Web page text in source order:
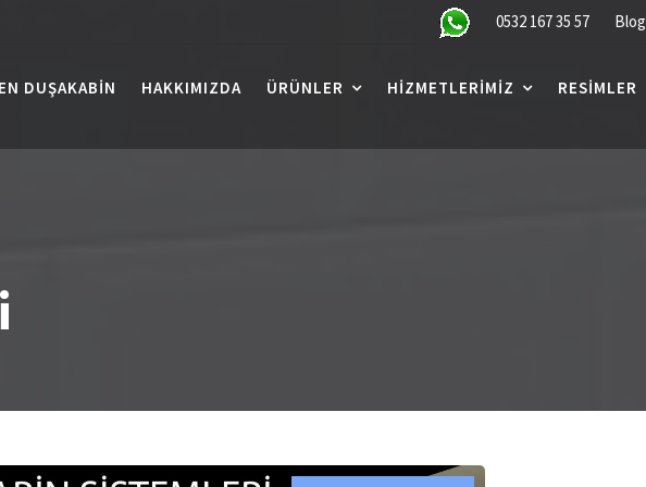
0532 167 35 57 Blog
DUŞAKABIN HAKKIMIZDA ÜRÜNLER HIZMETLERIMIZ RESIMLER